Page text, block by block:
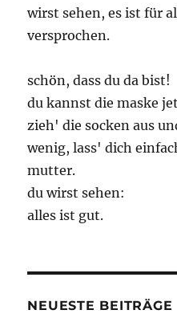
wirst sehen, es ist für
versprochen.
schön, dass du da bist!
du kannst die maske
zieh' die socken aus
wenig, lass' dich
mutter.
du wirst sehen:
alles ist gut.
NEUESTE BEITRÄGE